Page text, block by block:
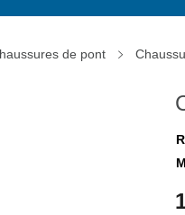
de pont